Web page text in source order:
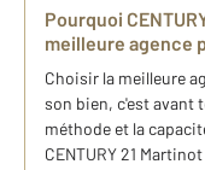
Pourquoi
meilleure agence
Choisir la meilleure
son bien, c'est avant
méthode et la
CENTURY 21